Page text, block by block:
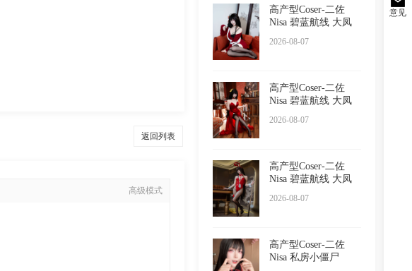
意见
高产型Coser-二佐
Nisa 碧蓝航线 大凤
2026-08-07
高产型Coser-二佐
Nisa 碧蓝航线 大凤
2026-08-07
高产型Coser-二佐
Nisa 碧蓝航线 大凤
2026-08-07
高产型Coser-二佐
Nisa 私房小僵尸
返回列表
高级模式